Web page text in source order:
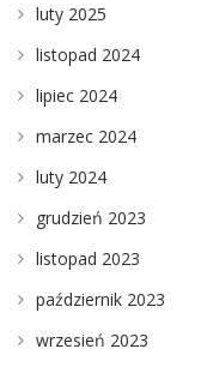
luty 2025
listopad 2024
lipiec 2024
marzec 2024
luty 2024
grudzień 2023
listopad 2023
październik 2023
wrzesień 2023